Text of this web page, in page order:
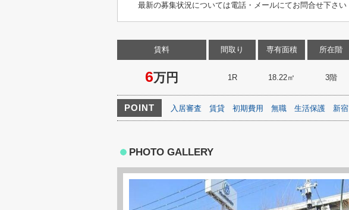
最新の募集状況については電話・メールにてお問合せ下さい
賃料
6万円
間取り
1R
専有面積
18.22㎡
所在階
3階
POINT 入居審査 賃貸 初期費用 無職 生活保護 新宿
PHOTO GALLERY